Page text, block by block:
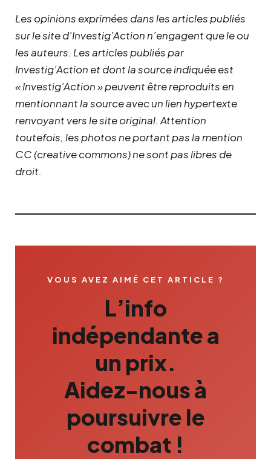
Les opinions exprimées dans les articles publiés
sur le site d’Investig’Action n’engagent que le ou
les auteurs. Les articles publiés par
Investig’Action et dont la source indiquée est
« Investig’Action » peuvent être reproduits en
mentionnant la source avec un lien hypertexte
renvoyant vers le site original. Attention
toutefois, les photos ne portant pas la mention
CC (creative commons) ne sont pas libres de
droit.
VOUS AVEZ AIMÉ CET ARTICLE ?
L’info
indépendante a
un prix.
Aidez-nous à
poursuivre le
combat !